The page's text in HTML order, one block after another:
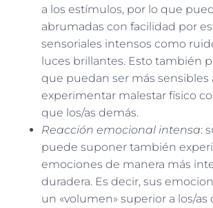
a los estímulos, por lo que
abrumadas con facilidad por
sensoriales intensos como
luces brillantes. Esto también
que puedan ser más sensibles
experimentar malestar físico
que los/as demás.
Reacción emocional intensa:
puede suponer también
emociones de manera más
duradera. Es decir, sus
un «volumen» superior a los/as